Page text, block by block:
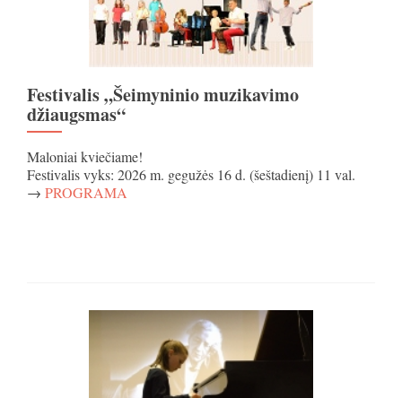
Festivalis „Šeimyninio muzikavimo
džiaugsmas“
Maloniai kviečiame!
Festivalis vyks: 2026 m. gegužės 16 d. (šeštadienį) 11 val.
→ PROGRAMA